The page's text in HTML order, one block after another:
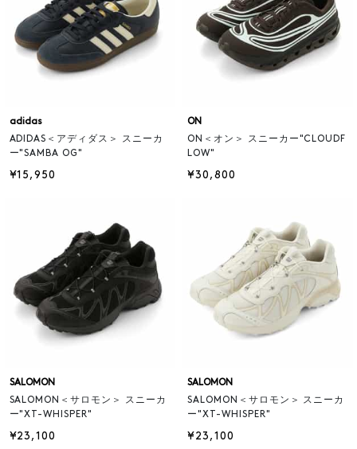
adidas
ADIDAS＜アディダス＞ スニーカ
ー"SAMBA OG"
¥15,950
ON
ON＜オン＞ スニーカー"CLOUDF
LOW"
¥30,800
SALOMON
SALOMON＜サロモン＞ スニーカ
ー"XT-WHISPER"
¥23,100
SALOMON
SALOMON＜サロモン＞ スニーカ
ー"XT-WHISPER"
¥23,100